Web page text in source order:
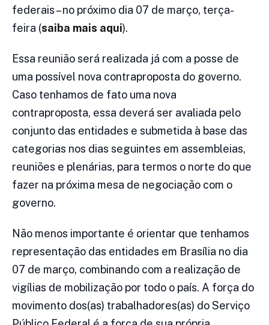
federais – no próximo dia 07 de março, terça-
feira (saiba mais aqui).
Essa reunião será realizada já com a posse de
uma possível nova contraproposta do governo.
Caso tenhamos de fato uma nova
contraproposta, essa deverá ser avaliada pelo
conjunto das entidades e submetida à base das
categorias nos dias seguintes em assembleias,
reuniões e plenárias, para termos o norte do que
fazer na próxima mesa de negociação com o
governo.
Não menos importante é orientar que tenhamos
representação das entidades em Brasília no dia
07 de março, combinando com a realização de
vigílias de mobilização por todo o país. A força do
movimento dos(as) trabalhadores(as) do Serviço